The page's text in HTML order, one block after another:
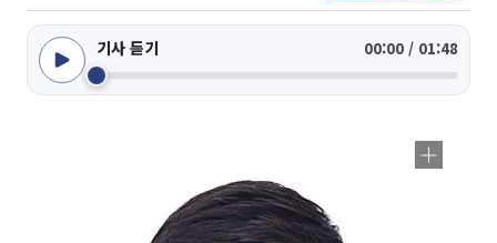
기사 듣기 00:00 / 01:48